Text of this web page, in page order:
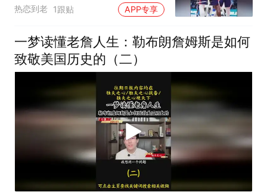
热恋到老 1跟贴 APP专享
一梦读懂老詹人生：勒布朗詹姆斯是如何
致敬美国历史的（二）